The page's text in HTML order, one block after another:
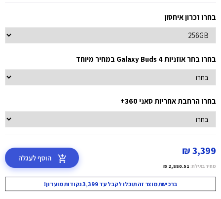
בחרו זכרון איחסון
בחרו בחר אוזניות Galaxy Buds 4 במחיר מיוחד
בחרו הרחבת אחריות סאני 360+
3,399 ₪
מחיר באילת: 2,880.51 ₪
הוסף לעגלה
ברכישת מוצר זה תוכלו לקבל עד 3,399 נקודות מועדון!